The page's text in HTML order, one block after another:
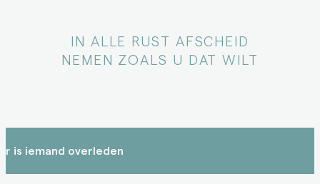
IN ALLE RUST AFSCHEID
NEMEN ZOALS U DAT WILT
Er is iemand overleden